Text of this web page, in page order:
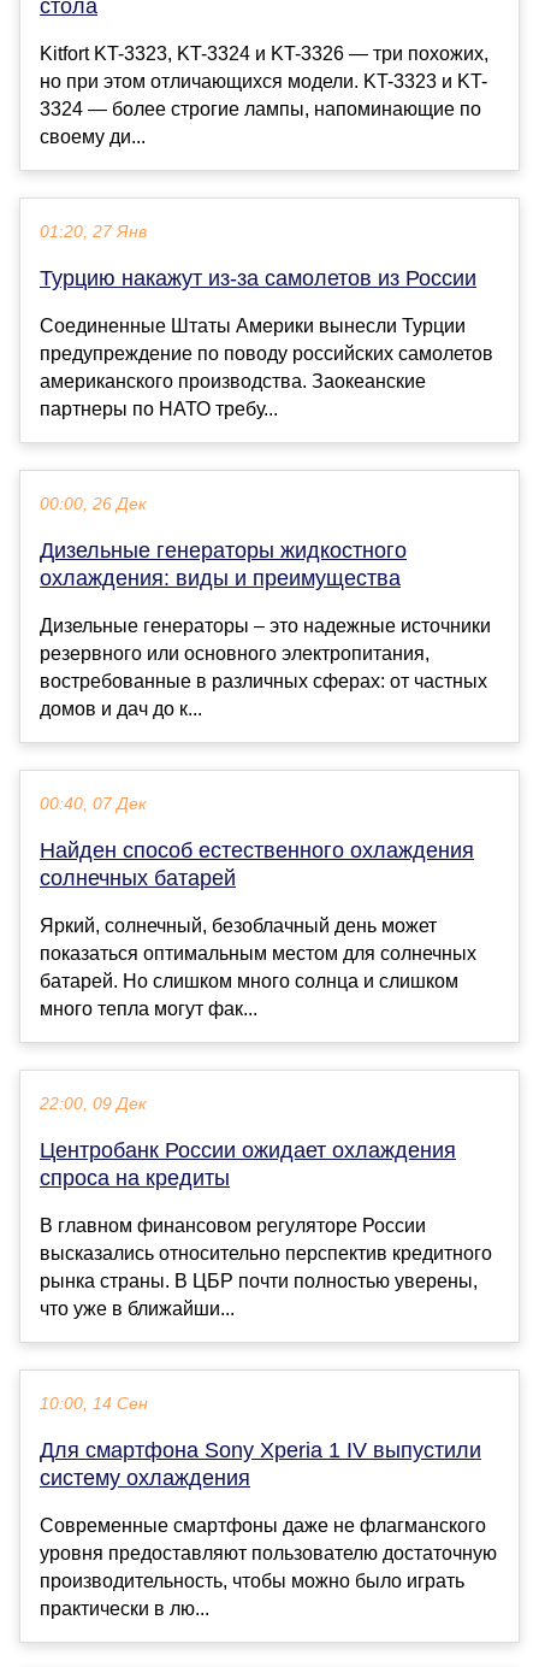
стола
Kitfort KT-3323, KT-3324 и KT-3326 — три похожих,
но при этом отличающихся модели. KT-3323 и KT-
3324 — более строгие лампы, напоминающие по
своему ди...
01:20, 27 Янв
Турцию накажут из-за самолетов из России
Соединенные Штаты Америки вынесли Турции
предупреждение по поводу российских самолетов
американского производства. Заокеанские
партнеры по НАТО требу...
00:00, 26 Дек
Дизельные генераторы жидкостного
охлаждения: виды и преимущества
Дизельные генераторы – это надежные источники
резервного или основного электропитания,
востребованные в различных сферах: от частных
домов и дач до к...
00:40, 07 Дек
Найден способ естественного охлаждения
солнечных батарей
Яркий, солнечный, безоблачный день может
показаться оптимальным местом для солнечных
батарей. Но слишком много солнца и слишком
много тепла могут фак...
22:00, 09 Дек
Центробанк России ожидает охлаждения
спроса на кредиты
В главном финансовом регуляторе России
высказались относительно перспектив кредитного
рынка страны. В ЦБР почти полностью уверены,
что уже в ближайши...
10:00, 14 Сен
Для смартфона Sony Xperia 1 IV выпустили
систему охлаждения
Современные смартфоны даже не флагманского
уровня предоставляют пользователю достаточную
производительность, чтобы можно было играть
практически в лю...